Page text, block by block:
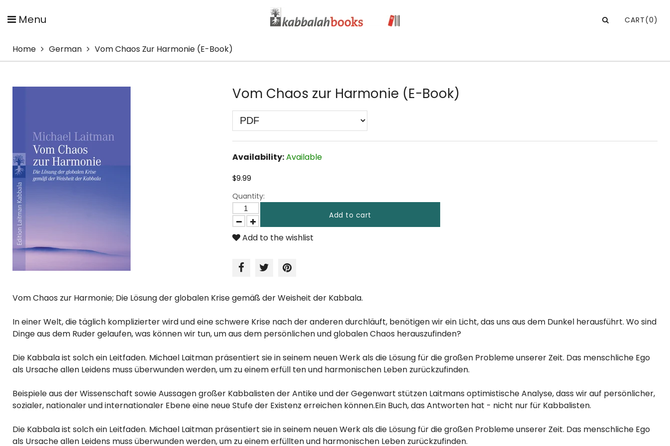
Menu CART(0)
Home German Vom Chaos Zur Harmonie (E-Book)
Vom Chaos zur Harmonie (E-Book)
Availability:Available
$9.99
Quantity:
Add to cart
Add to the wishlist
Vom Chaos zur Harmonie; Die Lösung der globalen Krise gemäß der Weisheit der Kabbala.
In einer Welt, die täglich komplizierter wird und eine schwere Krise nach der anderen durchläuft, benötigen wir ein Licht, das uns aus dem Dunkel herausführt. Wo sind
Dinge aus dem Ruder gelaufen, was können wir tun, um aus dem persönlichen und globalen Chaos herauszufinden?
Die Kabbala ist solch ein Leitfaden. Michael Laitman präsentiert sie in seinem neuen Werk als die Lösung für die großen Probleme unserer Zeit. Das menschliche Ego
als Ursache allen Leidens muss überwunden werden, um zu einem erfüll ten und harmonischen Leben zurückzufinden.
Beispiele aus der Wissenschaft sowie Aussagen großer Kabbalisten der Antike und der Gegenwart stützen Laitmans optimistische Analyse, dass wir auf persönlicher,
sozialer, nationaler und internationaler Ebene eine neue Stufe der Existenz erreichen können.Ein Buch, das Antworten hat - nicht nur für Kabbalisten.
Die Kabbala ist solch ein Leitfaden. Michael Laitman präsentiert sie in seinem neuen Werk als die Lösung für die großen Probleme unserer Zeit. Das menschliche Ego
als Ursache allen Leidens muss überwunden werden, um zu einem erfüllten und harmonischen Leben zurückzufinden.